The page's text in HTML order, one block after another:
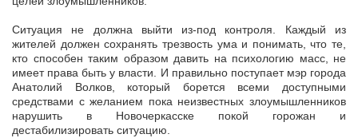
Ситуация не должна выйти из-под контроля. Каждый из
жителей должен сохранять трезвость ума и понимать, что те,
кто способен таким образом давить на психологию масс, не
имеет права быть у власти. И правильно поступает мэр города
Анатолий Волков, который борется всеми доступными
средствами с желанием пока неизвестных злоумышленников
нарушить в Новочеркасске покой горожан и
дестабилизировать ситуацию.